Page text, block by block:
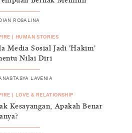
DIAN ROSALINA
HUMAN STORIES
Media Sosial Jadi 'Hakim'
Nilai Diri
LAVENIA
LOVE & RELATIONSHIP
Kesayangan, Apakah Benar